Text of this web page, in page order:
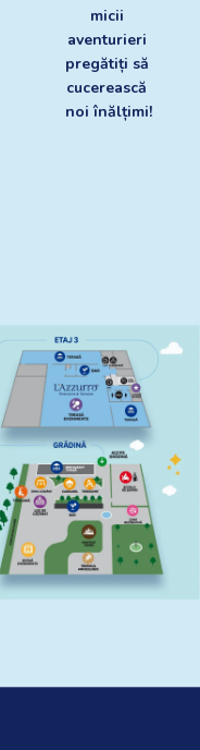
micii
aventurieri
pregătiți să
cucerească
noi înălțimi!